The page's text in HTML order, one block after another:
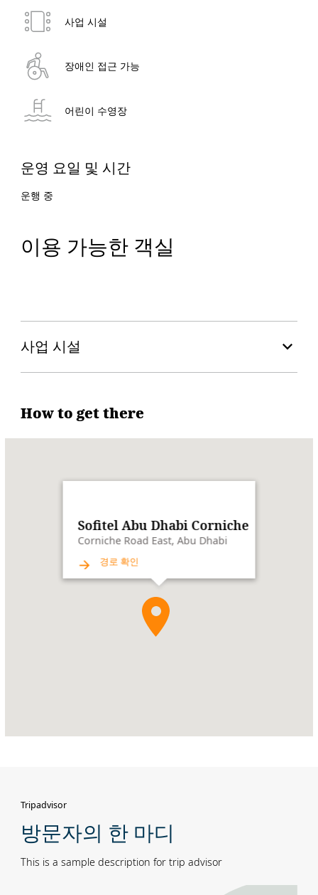
사업 시설
장애인 접근 가능
어린이 수영장
운영 요일 및 시간
운행 중
이용 가능한 객실
단독 객실
사업 시설
How to get there
Sofitel Abu Dhabi Corniche
Corniche Road East, Abu Dhabi
경로 확인
Tripadvisor
방문자의 한 마디
This is a sample description for trip advisor